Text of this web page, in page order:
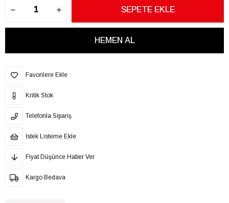
Favorilere Ekle
Kritik Stok
Telefonla Sipariş
İstek Listeme Ekle
Fiyat Düşünce Haber Ver
Kargo Bedava